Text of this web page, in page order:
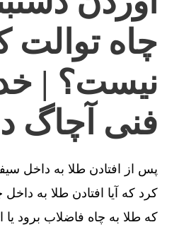
چاه توالت
نیست؟ |
فنی آچاگ
پس از افتادن طلا به داخل
کرد که آیا افتادن طلا به
که طلا به چاه فاضلاب برود